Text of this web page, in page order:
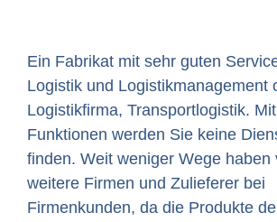
Ein Fabrikat mit sehr guten
Logistik und Logistikmanagement
Logistikfirma, Transportlogistik.
Funktionen werden Sie keine
finden. Weit weniger Wege haben
weitere Firmen und Zulieferer bei
Firmenkunden, da die Produkte